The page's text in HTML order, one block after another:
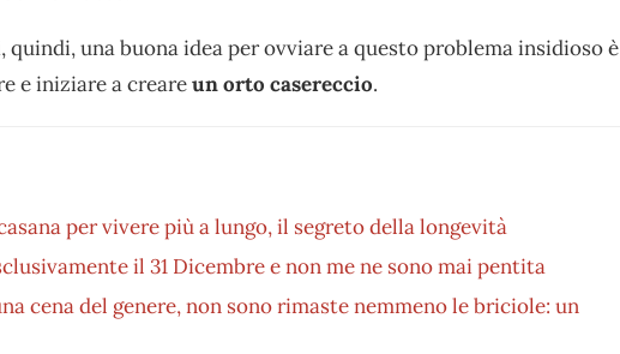
quindi, una buona idea per ovviare a questo problema insidioso è
e iniziare a creareun orto casereccio.
per vivere più a lungo, il segreto della longevità
il 31 Dicembre e non me ne sono mai pentita
cena del genere, non sono rimaste nemmeno le briciole: un